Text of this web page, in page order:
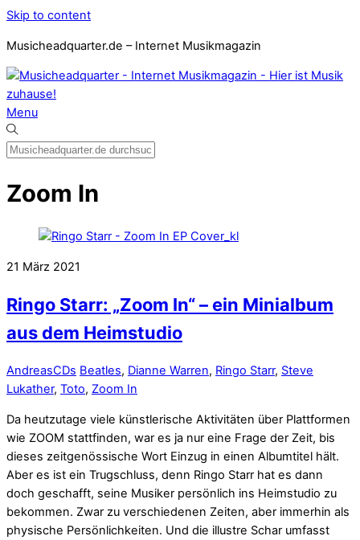
Skip to content
Musicheadquarter.de – Internet Musikmagazin
Menu
Zoom In
21 März 2021
Ringo Starr: „Zoom In“ – ein Minialbum
aus dem Heimstudio
AndreasCDs Beatles, Dianne Warren, Ringo Starr, Steve
Lukather, Toto, Zoom In
Da heutzutage viele künstlerische Aktivitäten über Plattformen
wie ZOOM stattfinden, war es ja nur eine Frage der Zeit, bis
dieses zeitgenössische Wort Einzug in einen Albumtitel hält.
Aber es ist ein Trugschluss, denn Ringo Starr hat es dann
doch geschafft, seine Musiker persönlich ins Heimstudio zu
bekommen. Zwar zu verschiedenen Zeiten, aber immerhin als
physische Persönlichkeiten. Und die illustre Schar umfasst